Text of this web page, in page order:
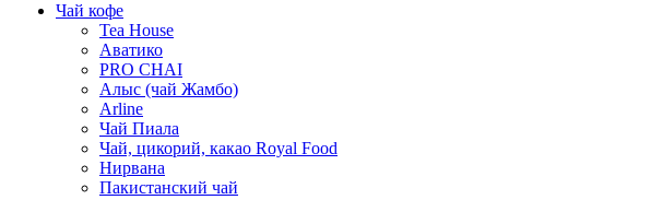
Чай кофе
Tea House
Аватико
PRO CHAI
Алыс (чай Жамбо)
Arline
Чай Пиала
Чай, цикорий, какао Royal Food
Нирвана
Пакистанский чай